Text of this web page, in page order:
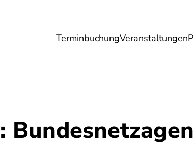
TerminbuchungVeranstaltungen
Gesundheit Energie Reise